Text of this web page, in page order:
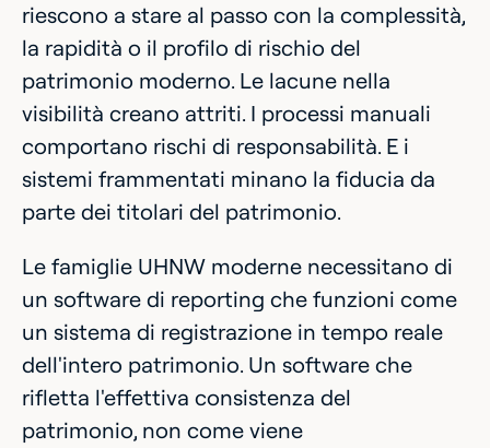
riescono a stare al passo con la complessità,
la rapidità o il profilo di rischio del
patrimonio moderno. Le lacune nella
visibilità creano attriti. I processi manuali
comportano rischi di responsabilità. E i
sistemi frammentati minano la fiducia da
parte dei titolari del patrimonio.
Le famiglie UHNW moderne necessitano di
un software di reporting che funzioni come
un sistema di registrazione in tempo reale
dell'intero patrimonio. Un software che
rifletta l'effettiva consistenza del
patrimonio, non come viene